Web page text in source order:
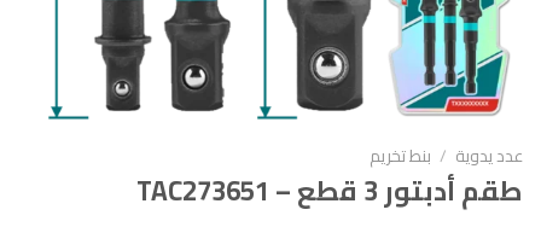
عدد يدوية / بنط تخريم
طقم أدبتور 3 قطع – TAC273651